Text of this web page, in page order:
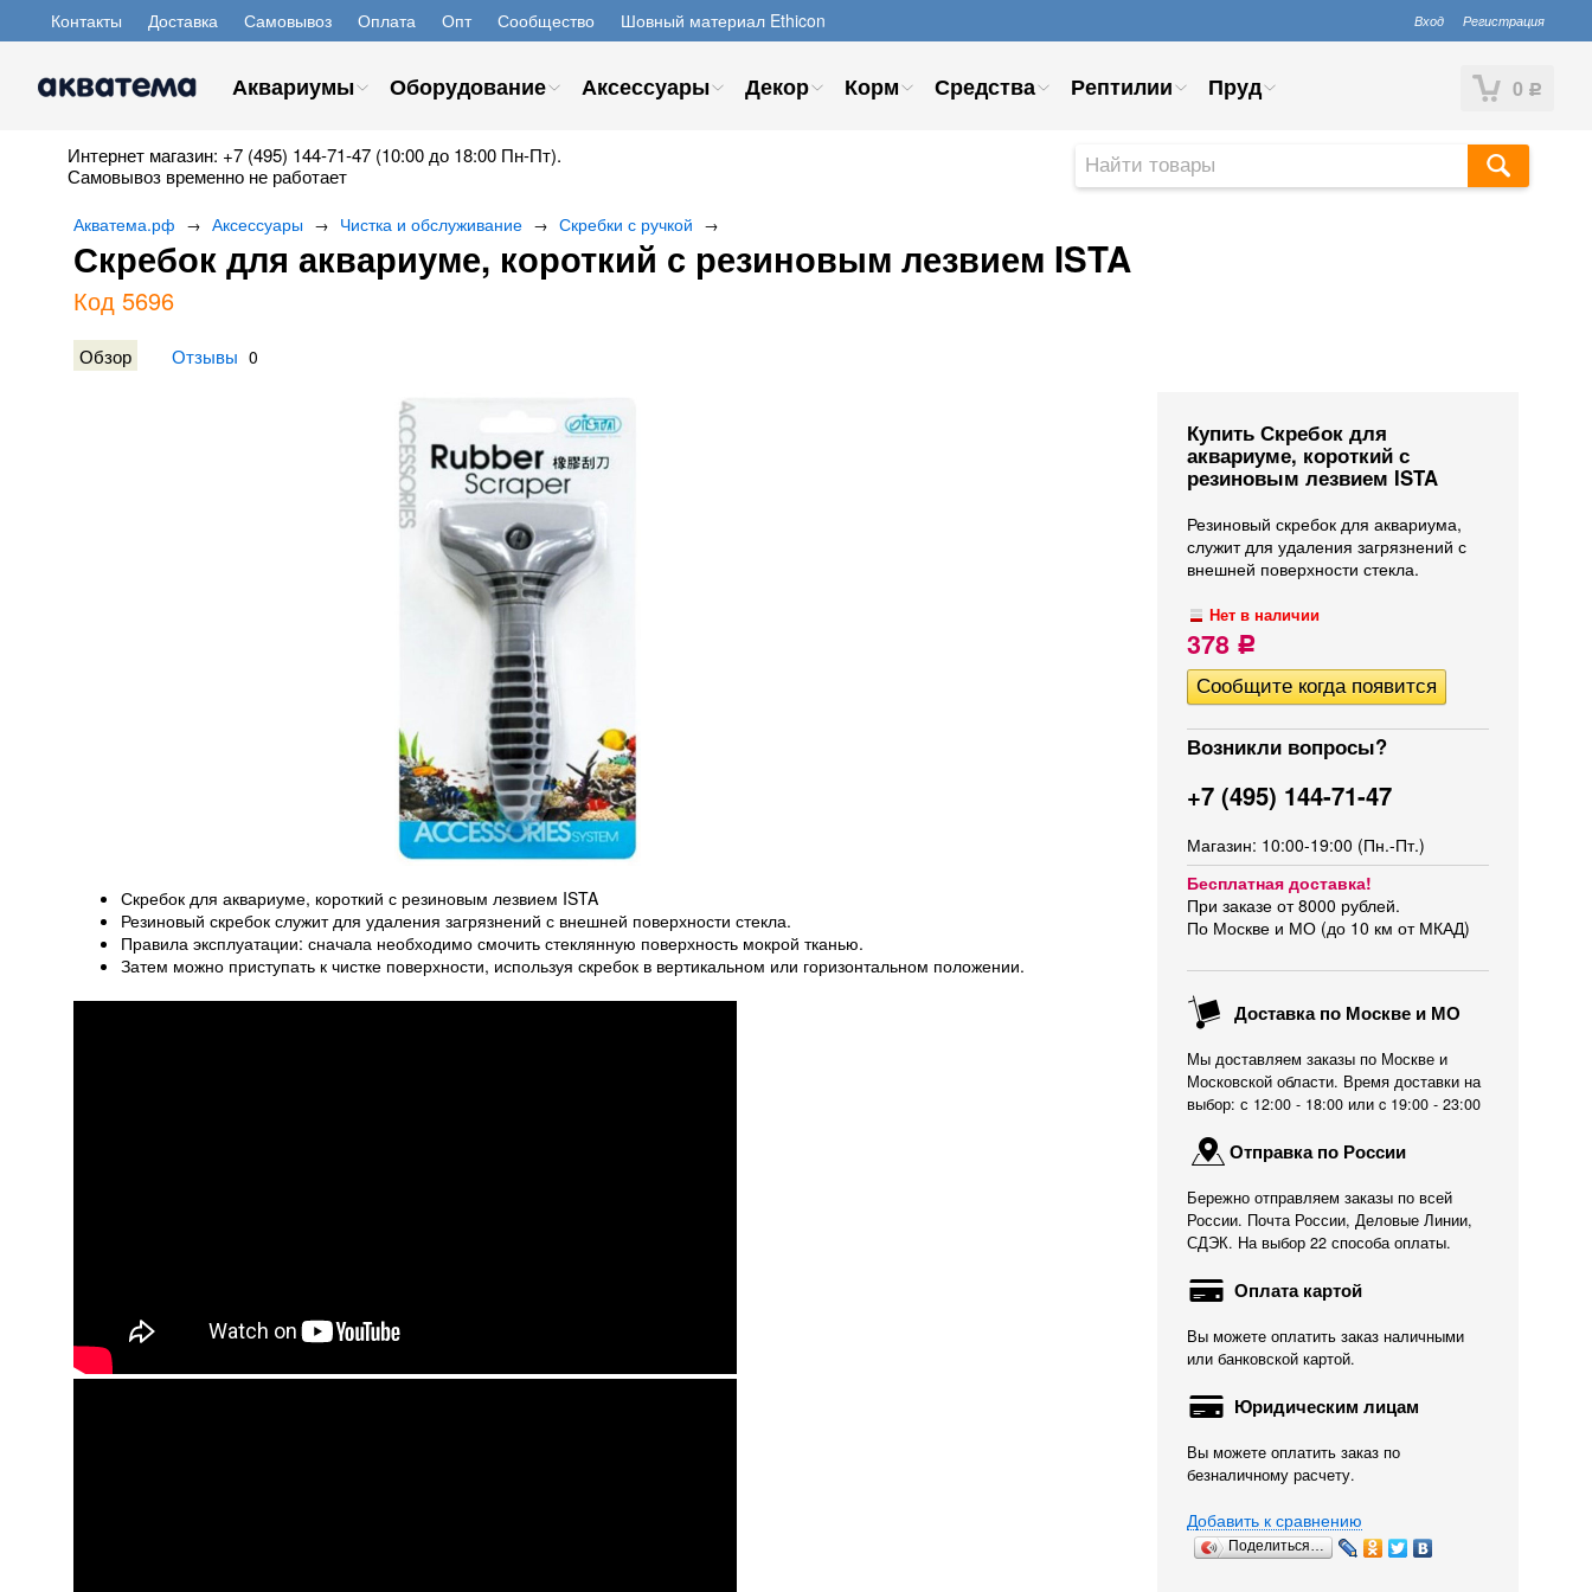
Контакты Доставка Самовывоз Оплата Опт Сообщество Шовный материал Ethicon Вход Регистрация
0 Р
Аквариумы Оборудование Аксессуары Декор Корм Средства Рептилии Пруд
Интернет магазин: +7 (495) 144-71-47 (10:00 до 18:00 Пн-Пт).
Самовывоз временно не работает
Акватема.рф → Аксессуары → Чистка и обслуживание → Скребки с ручкой →
Скребок для аквариуме, короткий с резиновым лезвием ISTA
Код 5696
Обзор Отзывы 0
Купить Скребок для
аквариуме, короткий с
резиновым лезвием ISTA
​Резиновый скребок для аквариума,
служит для удаления загрязнений с
внешней поверхности стекла.
Нет в наличии
378 Р
Возникли вопросы?
+7 (495) 144-71-47
Магазин: 10:00-19:00 (Пн.-Пт.)
Бесплатная доставка!
При заказе от 8000 рублей.
По Москве и МО (до 10 км от МКАД)
Доставка по Москве и МО
Мы доставляем заказы по Москве и
Московской области. Время доставки на
выбор: с 12:00 - 18:00 или c 19:00 - 23:00
Отправка по России
Бережно отправляем заказы по всей
России. Почта России, Деловые Линии,
СДЭК. На выбор 22 способа оплаты.
Оплата картой
Вы можете оплатить заказ наличными
или банковской картой.
Юридическим лицам
Вы можете оплатить заказ по
безналичному расчету.
Добавить к сравнению
Поделиться…
Скребок для аквариуме, короткий с резиновым лезвием ISTA
Резиновый скребок служит для удаления загрязнений с внешней поверхности стекла.
Правила эксплуатации: сначала необходимо смочить стеклянную поверхность мокрой тканью.
Затем можно приступать к чистке поверхности, используя скребок в вертикальном или горизонтальном положении.